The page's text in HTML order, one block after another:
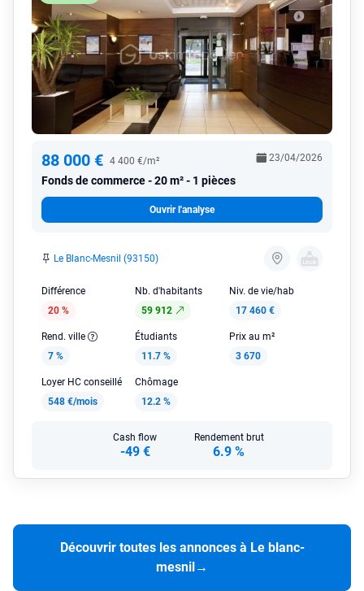
88 000 € 4 400 €/m²
Fonds de commerce 20 m² - 1 pièces
23/04/2026
Ouvrir l'analyse
Le Blanc-Mesnil (93150)
Différence
20 %
Nb. d'habitants
59 912
Niv. de vie/hab
17 460 €
Rend. ville
7 %
Étudiants
11.7 %
Prix au m²
3 670
Loyer HC conseillé
548 €/mois
Chômage
12.2 %
Cash flow
-49 €
Rendement brut
6.9 %
Découvrir toutes les annonces à Le blanc-
mesnil→